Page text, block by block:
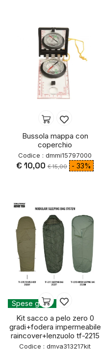
Bussola mappa con
coperchio
Codice : dmmi15797000
€ 10,00 € 15,00 - 33%
Spese gratis
Kit sacco a pelo zero 0
gradi+fodera impermeabile
raincover+lenzuolo tf-2215
Codice : dmva313217kit